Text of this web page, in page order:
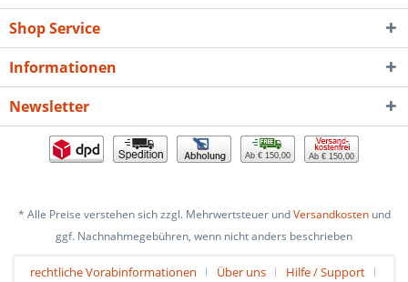
Shop Service
Informationen
Newsletter
Ab € 150,00 Ab € 150,00
* Alle Preise verstehen sich zzgl. Mehrwertsteuer undVersandkostenund
ggf. Nachnahmegebühren, wenn nicht anders beschrieben
rechtliche Vorabinformationen Über uns
Hilfe / Support